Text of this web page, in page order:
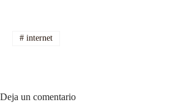
#internet
Deja un comentario